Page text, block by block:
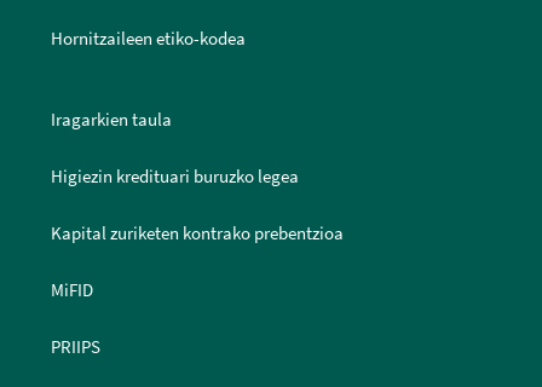
Hornitzaileen etiko-kodea
Iragarkien taula
Higiezin kredituari buruzko legea
Kapital zuriketen kontrako prebentzioa
MiFID
PRIIPS